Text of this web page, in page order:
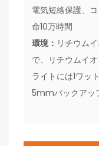
電気短絡保護、
命10万時間
環境： リチウム
で、リチウムイ
ライトには1ワッ
5mmバックアッ